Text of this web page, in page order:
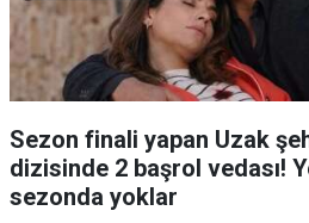
Sezon finali yapan Uzak
dizisinde 2 başrol vedası!
sezonda yoklar